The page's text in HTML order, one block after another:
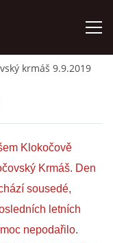
krmáš 9.9.2019
Klokočově
Krmáš. Den
sousedé,
letních
nepodařilo.